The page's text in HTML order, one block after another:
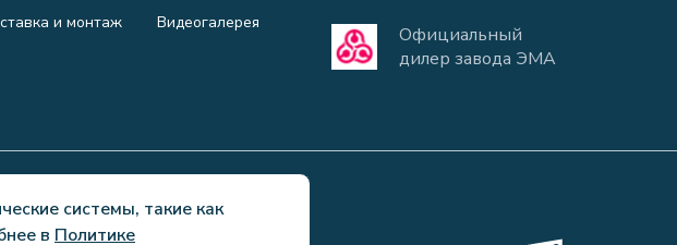
и монтаж Видеогалерея
Официальный
дилер завода ЭМА
системы, такие как
в Политике